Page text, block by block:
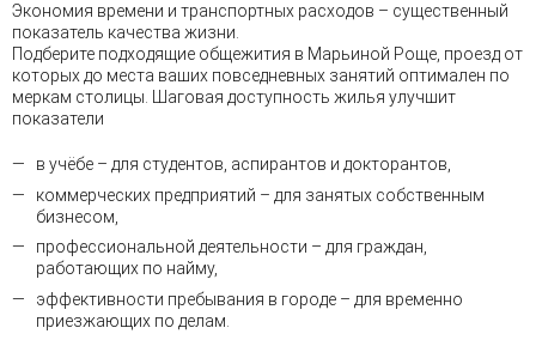
Экономия времени и транспортных расходов – существенный
показатель качества жизни.
Подберите подходящие общежития в Марьиной Роще, проезд от
которых до места ваших повседневных занятий оптимален по
меркам столицы. Шаговая доступность жилья улучшит
показатели
в учёбе – для студентов, аспирантов и докторантов,
коммерческих предприятий – для занятых собственным
бизнесом,
профессиональной деятельности – для граждан,
работающих по найму,
эффективности пребывания в городе – для временно
приезжающих по делам.